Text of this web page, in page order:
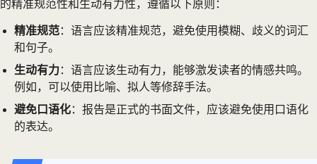
的精准规范性和生动有力性，遵循以下原则：
精准规范：语言应该精准规范，避免使用模糊、歧义的词汇
和句子。
生动有力：语言应该生动有力，能够激发读者的情感共鸣。
例如，可以使用比喻、拟人等修辞手法。
避免口语化：报告是正式的书面文件，应该避免使用口语化
的表达。